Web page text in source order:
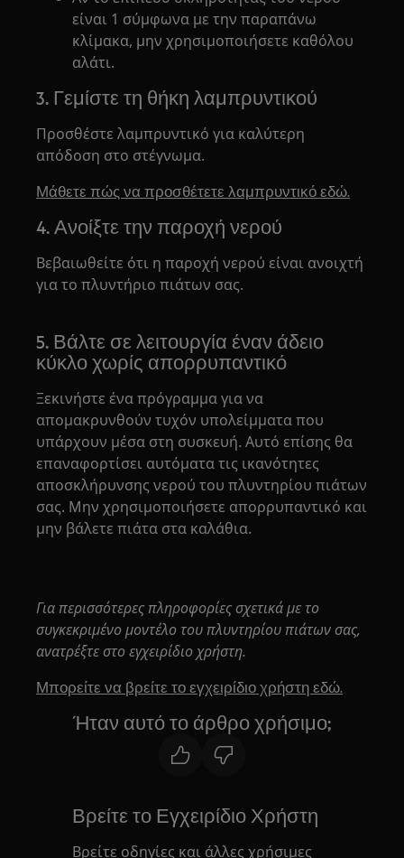
είναι 1 σύμφωνα με την παραπάνω
κλίμακα, μην χρησιμοποιήσετε καθόλου
αλάτι.
3. Γεμίστε τη θήκη λαμπρυντικού
Προσθέστε λαμπρυντικό για καλύτερη
απόδοση στο στέγνωμα.
Μάθετε πώς να προσθέτετε λαμπρυντικό εδώ.
4. Ανοίξτε την παροχή νερού
Βεβαιωθείτε ότι η παροχή νερού είναι ανοιχτή
για το πλυντήριο πιάτων σας.
5. Βάλτε σε λειτουργία έναν άδειο
κύκλο χωρίς απορρυπαντικό
Ξεκινήστε ένα πρόγραμμα για να
απομακρυνθούν τυχόν υπολείμματα που
υπάρχουν μέσα στη συσκευή. Αυτό επίσης θα
επαναφορτίσει αυτόματα τις ικανότητες
αποσκλήρυνσης νερού του πλυντηρίου πιάτων
σας. Μην χρησιμοποιήσετε απορρυπαντικό και
μην βάλετε πιάτα στα καλάθια.
Για περισσότερες πληροφορίες σχετικά με το
συγκεκριμένο μοντέλο του πλυντηρίου πιάτων σας,
ανατρέξτε στο εγχειρίδιο χρήστη.
Μπορείτε να βρείτε το εγχειρίδιο χρήστη εδώ.
Ήταν αυτό το άρθρο χρήσιμο;
Βρείτε το Εγχειρίδιο Χρήστη
Βρείτε οδηγίες και άλλες χρήσιμες